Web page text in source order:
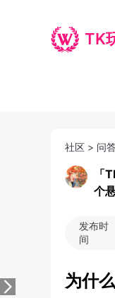
TK
社区 > 问
「
个
发布时
间
为什